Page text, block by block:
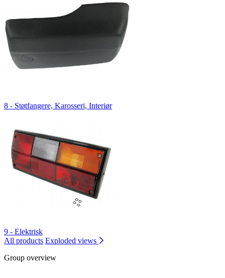
8 - Støtfangere, Karosseri, Interiør
9 - Elektrisk
All products Exploded views
Group overview